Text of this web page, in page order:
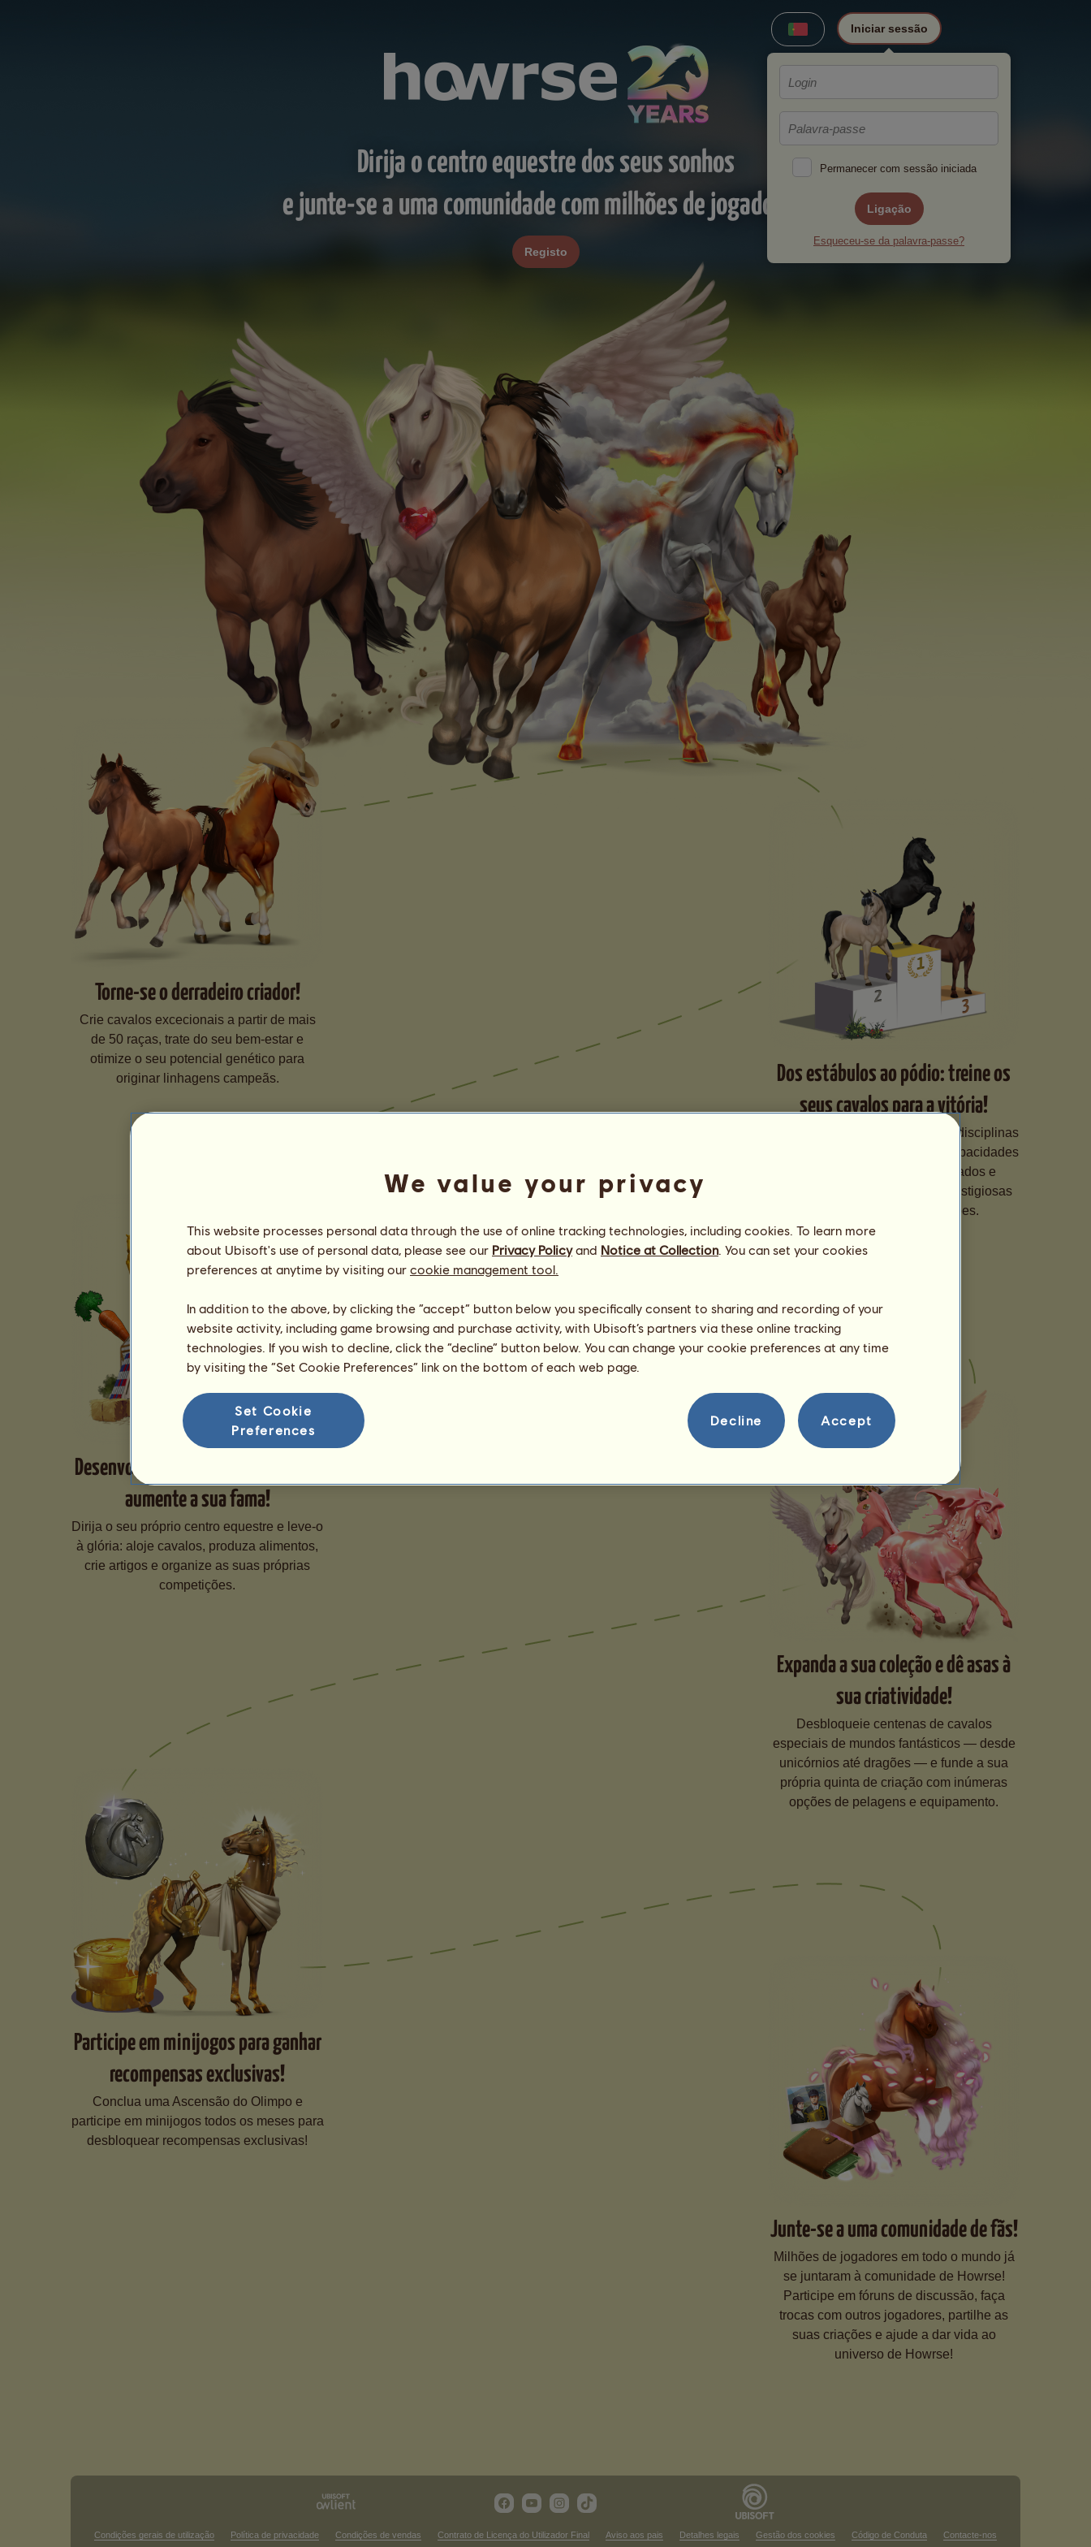
Iniciar sessão
Permanecer com sessão iniciada
Ligação
Esqueceu-se da palavra-passe?
Dirija o centro equestre dos seus sonhos
e junte-se a uma comunidade com milhões de jogadores!
Registo
Torne-se o derradeiro criador!
Crie cavalos excecionais a partir de mais
de 50 raças, trate do seu bem-estar e
otimize o seu potencial genético para
originar linhagens campeãs.
Dos estábulos ao pódio: treine os
seus cavalos para a vitória!
Especialize os seus cavalos em disciplinas
diferentes, aperfeiçoe as suas capacidades
através de treinos personalizados e
inscreva-os em competições prestigiosas
para subir nas classificações.
Desenvolva o seu centro equestre e
aumente a sua fama!
Dirija o seu próprio centro equestre e leve-o
à glória: aloje cavalos, produza alimentos,
crie artigos e organize as suas próprias
competições.
Expanda a sua coleção e dê asas à
sua criatividade!
Desbloqueie centenas de cavalos
especiais de mundos fantásticos — desde
unicórnios até dragões — e funde a sua
própria quinta de criação com inúmeras
opções de pelagens e equipamento.
Participe em minijogos para ganhar
recompensas exclusivas!
Conclua uma Ascensão do Olimpo e
participe em minijogos todos os meses para
desbloquear recompensas exclusivas!
Junte-se a uma comunidade de fãs!
Milhões de jogadores em todo o mundo já
se juntaram à comunidade de Howrse!
Participe em fóruns de discussão, faça
trocas com outros jogadores, partilhe as
suas criações e ajude a dar vida ao
universo de Howrse!
Condições gerais de utilização Política de privacidade Condições de vendas Contrato de Licença do Utilizador Final Aviso aos pais Detalhes legais Gestão dos cookies Código de Conduta Contacte-nos
We value your privacy
This website processes personal data through the use of online tracking technologies, including cookies. To learn more
about Ubisoft's use of personal data, please see our Privacy Policyand Notice at Collection. You can set your cookies
preferences at anytime by visiting our cookie management tool.
In addition to the above, by clicking the “accept” button below you specifically consent to sharing and recording of your
website activity, including game browsing and purchase activity, with Ubisoft’s partners via these online tracking
technologies. If you wish to decline, click the “decline” button below. You can change your cookie preferences at any time
by visiting the “Set Cookie Preferences” link on the bottom of each web page.
Set Cookie
Preferences
Decline Accept